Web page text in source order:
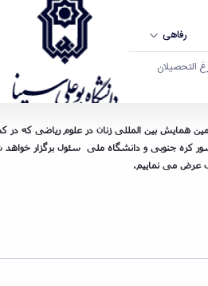
رفاهی
التحصیلان
کلیدی همایش بین
بین المللی زنان در علوم ریاضی که در
عرض می نماییم.